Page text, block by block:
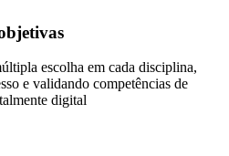
escolha em cada disciplina,
e validando competências de
digital